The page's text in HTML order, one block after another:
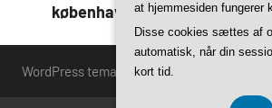
københavns mest
WordPress tema: Harrison by ThemeZee.
at hjemmesiden fungerer
Disse cookies sættes af
automatisk, når din
kort tid.